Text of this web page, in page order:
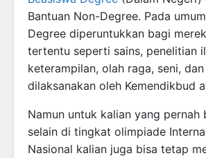
Bantuan Non-Degree. Pada
Degree diperuntukkan bagi
tertentu seperti sains, penelitian
keterampilan, olah raga, seni,
dilaksanakan oleh Kemendikbud
Namun untuk kalian yang pernah
selain di tingkat olimpiade
Nasional kalian juga bisa tetap